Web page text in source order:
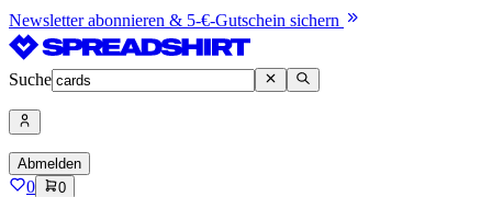
Newsletter abonnieren & 5-€-Gutschein sichern
Suche
Abmelden
0 0